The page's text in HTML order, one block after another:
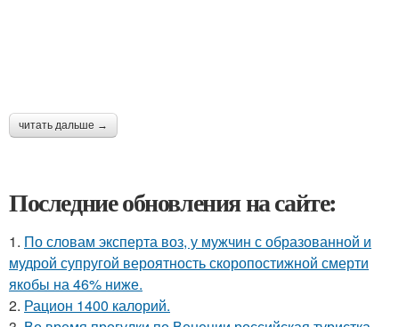
читать дальше →
Последние обновления на сайте:
1. По словам эксперта воз, у мужчин с образованной и
мудрой супругой вероятность скоропостижной смерти
якобы на 46% ниже.
2. Рацион 1400 калорий.